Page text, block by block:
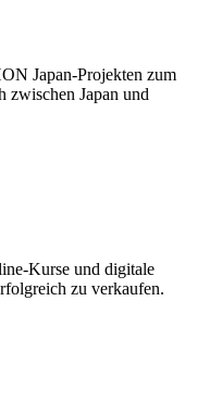
Japan-Projekten zum
zwischen Japan und
Kurse und digitale
zu verkaufen.